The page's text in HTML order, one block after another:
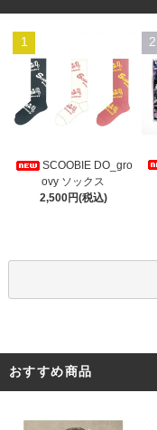
1
SCOOBIE DO_gro
ovy ソックス
2,500円(税込)
2
おすすめ商品